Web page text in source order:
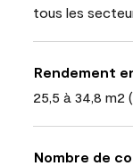
tous les
Rendement
25,5 à 34,8 m2
Nombre de